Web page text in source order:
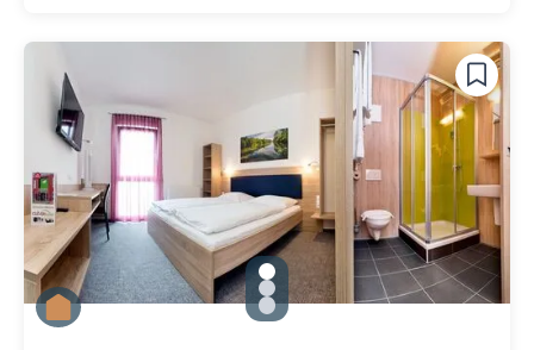
gallery.slide_selector
Zu Slide 1 wechseln
Zu Slide 2 wechseln
Zu Slide 3 wechseln